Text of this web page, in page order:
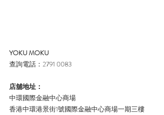
YOKU MOKU
查詢電話：2791 0083
店舖地址：
中環國際金融中心商場
香港中環港景街1號國際金融中心商場一期三樓